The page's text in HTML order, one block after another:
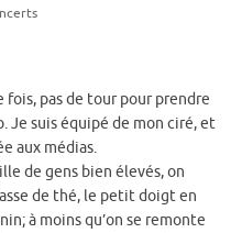
fois, pas de tour pour prendre
Je suis équipé de mon ciré, et
aux médias.
de gens bien élevés, on
de thé, le petit doigt en
à moins qu’on se remonte